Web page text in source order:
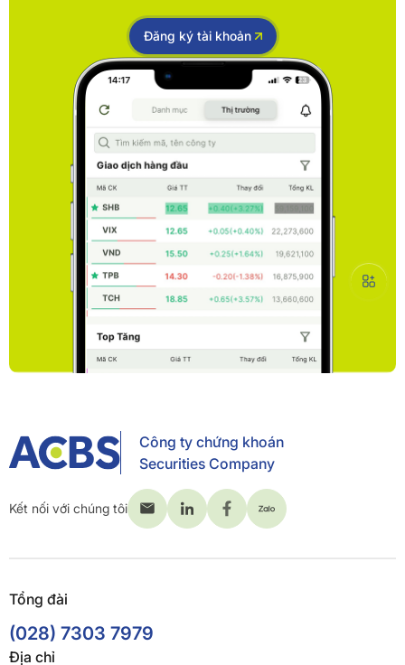
Đăng ký tài khoản
Công ty chứng khoán
Securities Company
Kết nối với chúng tôi
Tổng đài
(028) 7303 7979
Địa chỉ